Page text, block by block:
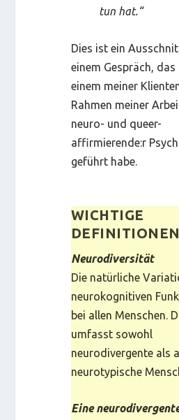
tun hat.“
Dies ist ein
einem Gespräch,
einem meiner
Rahmen meiner
neuro- und queer-
affirmierende:r
geführt habe.
WICHTIGE
DEFINITIONEN
Neurodiversität
Die natürliche
neurokognitiven
bei allen Menschen.
umfasst sowohl
neurodivergente als
neurotypische
Eine